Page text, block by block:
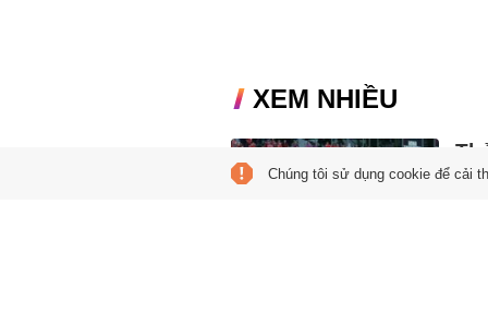
XEM NHIỀU
Chúng tôi sử dụng cookie để cải